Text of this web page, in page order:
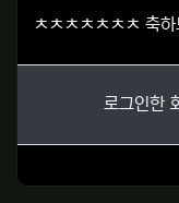
ㅊㅊㅊㅊㅊㅊㅊ 축
로그인한